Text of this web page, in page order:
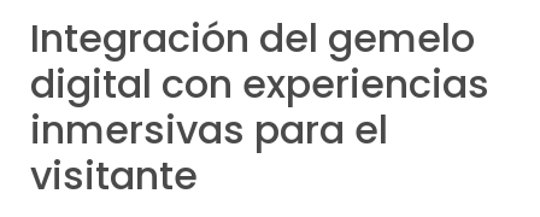
Integración del gemelo
digital con experiencias
inmersivas para el
visitante